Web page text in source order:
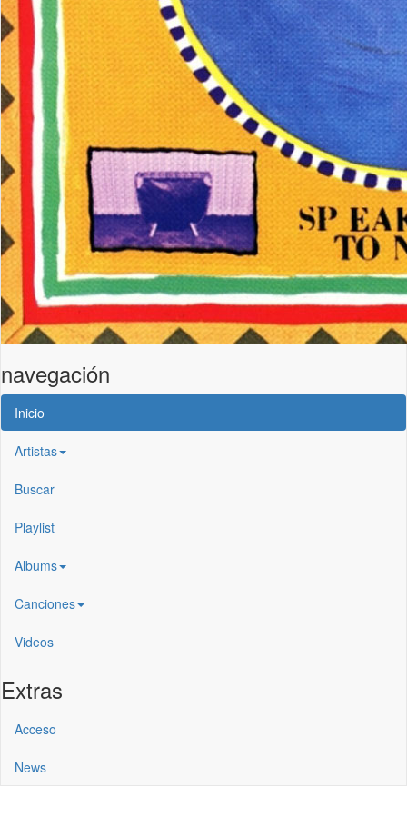
navegación
Inicio
Artistas
Buscar
Playlist
Albums
Canciones
Videos
Extras
Acceso
News